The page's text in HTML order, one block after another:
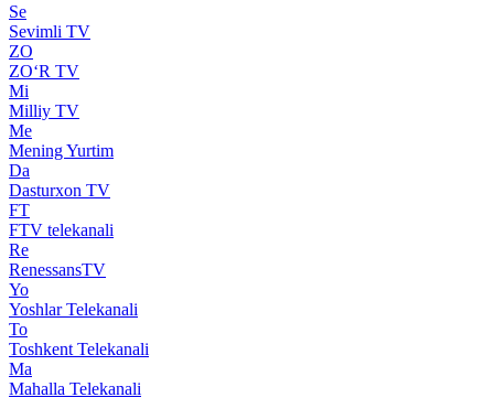
Se
Sevimli TV
ZO
ZO‘R TV
Mi
Milliy TV
Me
Mening Yurtim
Da
Dasturxon TV
FT
FTV telekanali
Re
RenessansTV
Yo
Yoshlar Telekanali
To
Toshkent Telekanali
Ma
Mahalla Telekanali